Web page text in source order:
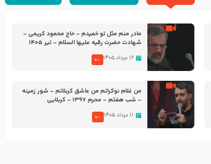
مادر منم مثل تو خمیدم – حاج محمود کریمی –
شهادت حضرت رقیه علیها السلام – تیر ۱۴۰۵
۱۲ مرداد ۱۴۰۵
من غلام نوکراتم من عاشق کربلاتم – شور زمینه
– شب هفتم – محرم 1397 – کربلایی
۱۱ مرداد ۱۴۰۵